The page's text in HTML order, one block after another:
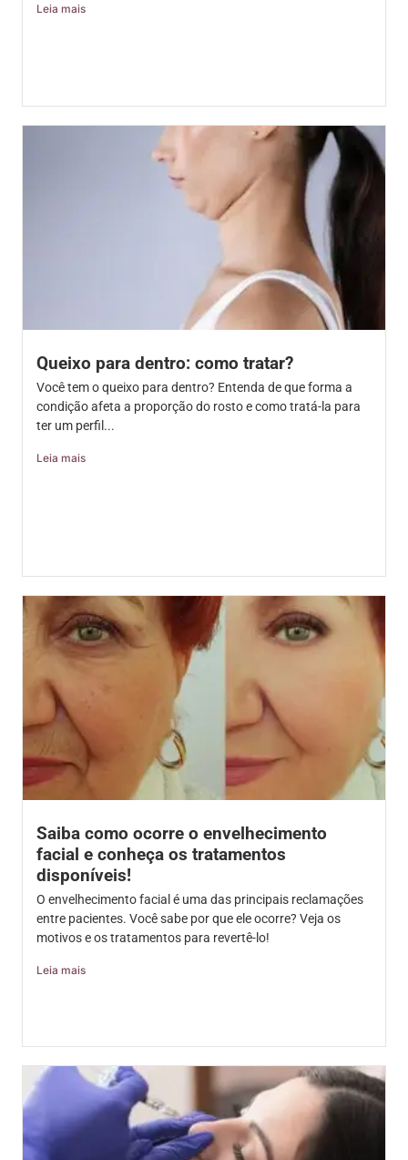
Leia mais
Queixo para dentro: como tratar?
Você tem o queixo para dentro? Entenda de que forma a
condição afeta a proporção do rosto e como tratá-la para
ter um perfil...
Leia mais
Saiba como ocorre o envelhecimento
facial e conheça os tratamentos
disponíveis!
O envelhecimento facial é uma das principais reclamações
entre pacientes. Você sabe por que ele ocorre? Veja os
motivos e os tratamentos para revertê-lo!
Leia mais